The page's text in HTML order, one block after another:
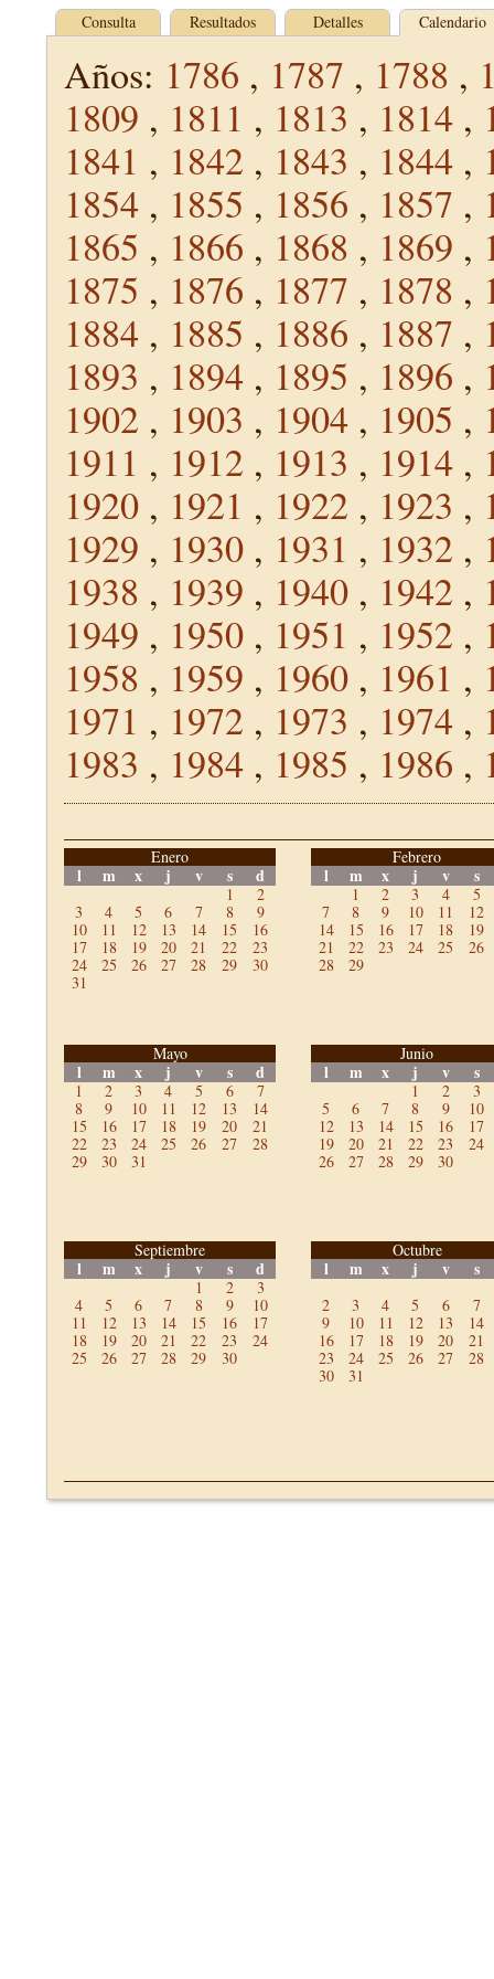
Consulta Resultados Detalles Calendario
Años: 1786 , 1787 , 1788 ,
1809 , 1811 , 1813 , 1814 ,
1841 , 1842 , 1843 , 1844 ,
1854 , 1855 , 1856 , 1857 ,
1865 , 1866 , 1868 , 1869 ,
1875 , 1876 , 1877 , 1878 ,
1884 , 1885 , 1886 , 1887 ,
1893 , 1894 , 1895 , 1896 ,
1902 , 1903 , 1904 , 1905 ,
1911 , 1912 , 1913 , 1914 ,
1920 , 1921 , 1922 , 1923 ,
1929 , 1930 , 1931 , 1932 ,
1938 , 1939 , 1940 , 1942 ,
1949 , 1950 , 1951 , 1952 ,
1958 , 1959 , 1960 , 1961 ,
1971 , 1972 , 1973 , 1974 ,
1983 , 1984 , 1985 , 1986 ,
Enero
l m x j v s d
1
2
3
4 5 6 7 8
9
10
11 12 13 14 15
16
17
18 19 20 21 22
23
24
25 26 27 28 29
30
31
Febrero
l m x j v s
1 2 3 4
5
7
8 9 10 11
12
14
15 16 17 18
19
21
22 23 24 25
26
28
29
Mayo
l m x j v s d
1 2 3 4 5 6
7
8
9 10 11 12 13
14
15
16 17 18 19 20
21
22
23 24 25 26 27
28
29
30 31
Junio
l m x j v s
1 2
3
5
6 7 8 9
10
12
13 14 15 16
17
19
20 21 22 23
24
26
27 28 29 30
Septiembre
l m x j v s d
1 2
3
4
5 6 7 8 9
10
11
12 13 14 15 16
17
18
19 20 21 22 23
24
25
26 27 28 29 30
Octubre
l m x j v s
2 3 4 5 6
7
9
10 11 12 13
14
16
17 18 19 20
21
23
24 25 26 27
28
30
31